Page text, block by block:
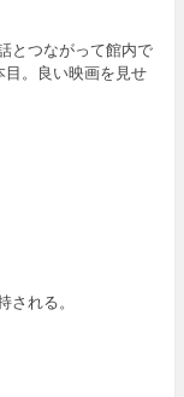
とつながって館内で
。良い映画を見せ
れる。